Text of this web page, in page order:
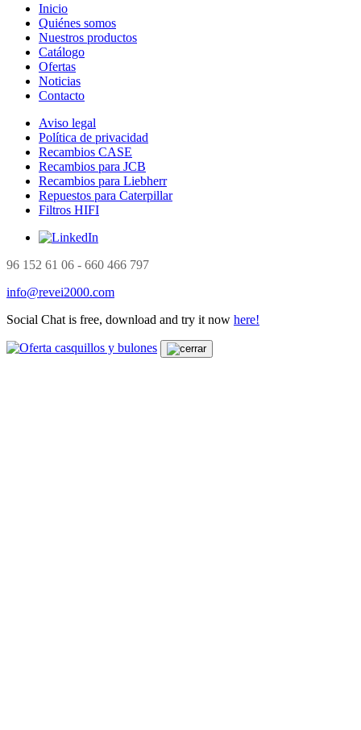
Inicio
Quiénes somos
Nuestros productos
Catálogo
Ofertas
Noticias
Contacto
Aviso legal
Política de privacidad
Recambios CASE
Recambios para JCB
Recambios para Liebherr
Repuestos para Caterpillar
Filtros HIFI
96 152 61 06 - 660 466 797
info@revei2000.com
Social Chat is free, download and try it now here!